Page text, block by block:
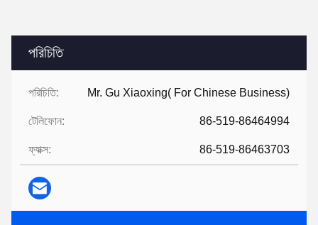
পরিচিতি
পরিচিতি: Mr. Gu Xiaoxing( For Chinese Business)
টেলিফোন: 86-519-86464994
ফ্যাক্স: 86-519-86463703